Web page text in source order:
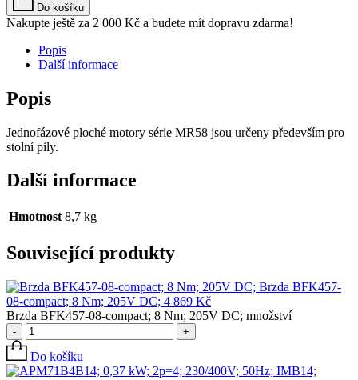
Do košíku
Nakupte ještě za 2 000 Kč a budete mít dopravu zdarma!
Popis
Další informace
Popis
Jednofázové ploché motory série MR58 jsou určeny především pro
stolní pily.
Další informace
Hmotnost 8,7 kg
Související produkty
Brzda BFK457-
08-compact; 8 Nm; 205V DC; 4 869 Kč
Brzda BFK457-08-compact; 8 Nm; 205V DC; množství
- +
Do košíku